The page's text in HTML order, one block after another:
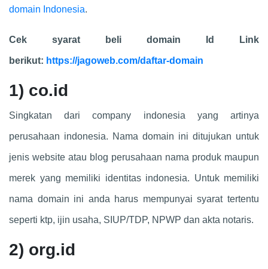
domain Indonesia.
Cek syarat beli domain Id Link
berikut: https://jagoweb.com/daftar-domain
1) co.id
Singkatan dari company indonesia yang artinya
perusahaan indonesia. Nama domain ini ditujukan untuk
jenis website atau blog perusahaan nama produk maupun
merek yang memiliki identitas indonesia. Untuk memiliki
nama domain ini anda harus mempunyai syarat tertentu
seperti ktp, ijin usaha, SIUP/TDP, NPWP dan akta notaris.
2) org.id